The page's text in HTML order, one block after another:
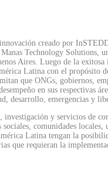
creado por
Technology Solutions,
Aires. Luego de la
Latina con el propósito
que ONGs, gobiernos,
en sus respectivas
desarrollo, emergencias y
y servicios de
comunidades locales,
Latina tengan la
que requieran la